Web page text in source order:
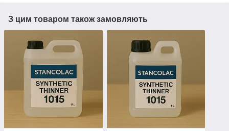
З цим товаром також замовляють